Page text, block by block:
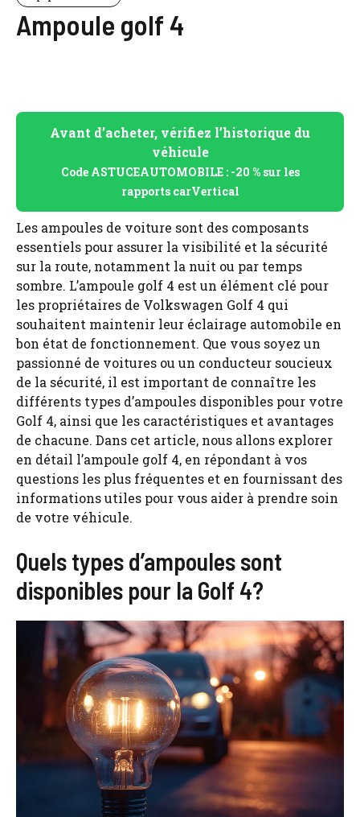
Ampoule golf 4
Avant d’acheter, vérifiez l’historique du
véhicule
Code ASTUCEAUTOMOBILE : -20 % sur les
rapports carVertical
Les ampoules de voiture sont des composants
essentiels pour assurer la visibilité et la sécurité
sur la route, notamment la nuit ou par temps
sombre. L’ampoule golf 4 est un élément clé pour
les propriétaires de Volkswagen Golf 4 qui
souhaitent maintenir leur éclairage automobile en
bon état de fonctionnement. Que vous soyez un
passionné de voitures ou un conducteur soucieux
de la sécurité, il est important de connaître les
différents types d’ampoules disponibles pour votre
Golf 4, ainsi que les caractéristiques et avantages
de chacune. Dans cet article, nous allons explorer
en détail l’ampoule golf 4, en répondant à vos
questions les plus fréquentes et en fournissant des
informations utiles pour vous aider à prendre soin
de votre véhicule.
Quels types d’ampoules sont
disponibles pour la Golf 4?